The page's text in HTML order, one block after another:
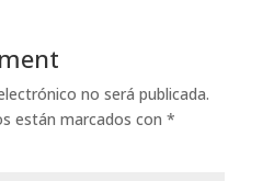
no será publicada.
están marcados con *